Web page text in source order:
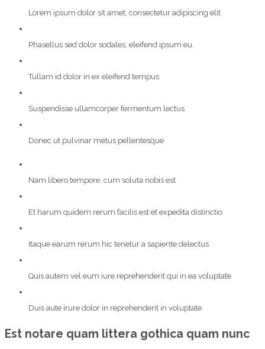
Lorem ipsum dolor sit amet, consectetur adipiscing elit
Phasellus sed dolor sodales, eleifend ipsum eu.
Tullam id dolor in ex eleifend tempus
Suspendisse ullamcorper fermentum lectus
Donec ut pulvinar metus pellentesque
Nam libero tempore, cum soluta nobis est
Et harum quidem rerum facilis est et expedita distinctio
Itaque earum rerum hic tenetur a sapiente delectus
Quis autem vel eum iure reprehenderit qui in ea voluptate
Duis aute irure dolor in reprehenderit in voluptate
Est notare quam littera gothica quam nunc